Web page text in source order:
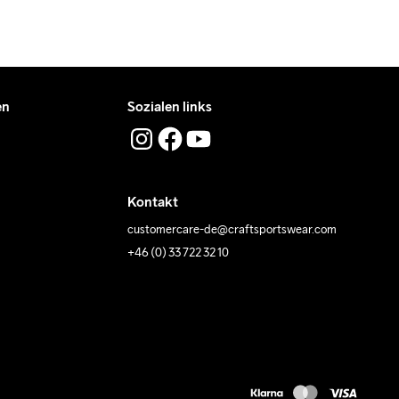
Sozialen links
Kontakt
customercare-de@craftsportswear.com
+46 (0) 33 722 32 10